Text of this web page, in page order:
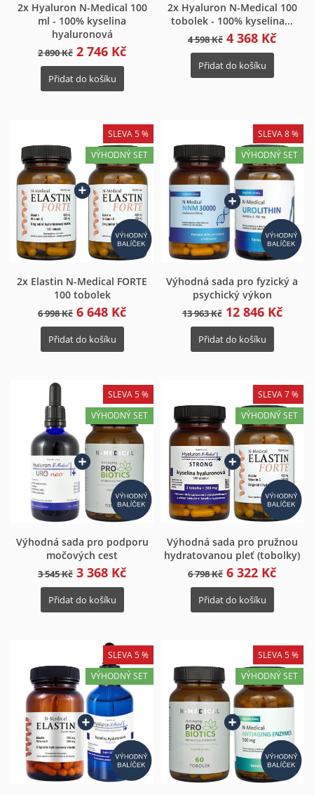
2x Hyaluron N-Medical 100
ml - 100% kyselina
hyaluronová
2 890 Kč 2 746 Kč
Přidat do košíku
2x Hyaluron N-Medical 100
tobolek - 100% kyselina...
4 598 Kč 4 368 Kč
Přidat do košíku
2x Elastin N-Medical FORTE
100 tobolek
6 998 Kč 6 648 Kč
SLEVA 5 %
VÝHODNÝ SET
Přidat do košíku
Výhodná sada pro fyzický a
psychický výkon
13 963 Kč 12 846 Kč
SLEVA 8 %
VÝHODNÝ SET
Přidat do košíku
Výhodná sada pro podporu
močových cest
3 545 Kč 3 368 Kč
SLEVA 5 %
VÝHODNÝ SET
Přidat do košíku
Výhodná sada pro pružnou
hydratovanou pleť (tobolky)
6 798 Kč 6 322 Kč
SLEVA 7 %
VÝHODNÝ SET
Přidat do košíku
SLEVA 5 %
VÝHODNÝ SET
SLEVA 5 %
VÝHODNÝ SET
Můj seznam přání ×
add_circle_outlineVytvořit nový seznam
Název seznamu oblíbených produktů
Zrušit
Vytvořit seznam oblíbených produktů
Přihlásit se ×
Musíte být přihlášen, abyste si mohli výrobky uložit do
svého seznamu oblíbených produktů.
Zrušit Přihlásit se